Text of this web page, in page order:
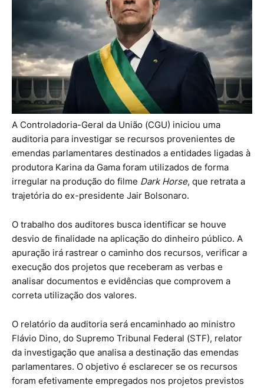
A Controladoria-Geral da União (CGU) iniciou uma
auditoria para investigar se recursos provenientes de
emendas parlamentares destinados a entidades ligadas à
produtora Karina da Gama foram utilizados de forma
irregular na produção do filme Dark Horse, que retrata a
trajetória do ex-presidente Jair Bolsonaro.
O trabalho dos auditores busca identificar se houve
desvio de finalidade na aplicação do dinheiro público. A
apuração irá rastrear o caminho dos recursos, verificar a
execução dos projetos que receberam as verbas e
analisar documentos e evidências que comprovem a
correta utilização dos valores.
O relatório da auditoria será encaminhado ao ministro
Flávio Dino, do Supremo Tribunal Federal (STF), relator
da investigação que analisa a destinação das emendas
parlamentares. O objetivo é esclarecer se os recursos
foram efetivamente empregados nos projetos previstos